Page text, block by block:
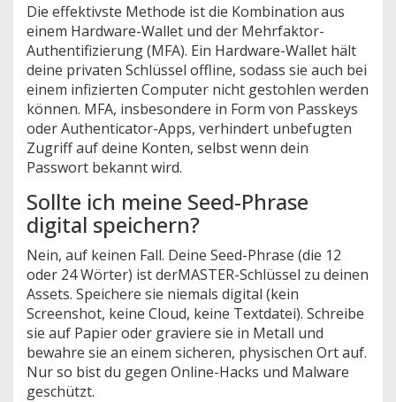
Die effektivste Methode ist die Kombination aus
einem Hardware-Wallet und der Mehrfaktor-
Authentifizierung (MFA). Ein Hardware-Wallet hält
deine privaten Schlüssel offline, sodass sie auch bei
einem infizierten Computer nicht gestohlen werden
können. MFA, insbesondere in Form von Passkeys
oder Authenticator-Apps, verhindert unbefugten
Zugriff auf deine Konten, selbst wenn dein
Passwort bekannt wird.
Sollte ich meine Seed-Phrase
digital speichern?
Nein, auf keinen Fall. Deine Seed-Phrase (die 12
oder 24 Wörter) ist derMASTER-Schlüssel zu deinen
Assets. Speichere sie niemals digital (kein
Screenshot, keine Cloud, keine Textdatei). Schreibe
sie auf Papier oder graviere sie in Metall und
bewahre sie an einem sicheren, physischen Ort auf.
Nur so bist du gegen Online-Hacks und Malware
geschützt.